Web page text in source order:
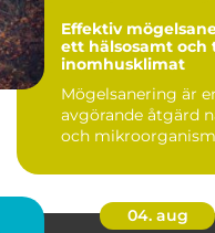
Effektiv
ett hälsosamt och
inomhusklimat
Mögelsanering är
avgörande åtgärd
och
04. aug